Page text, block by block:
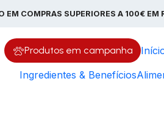
Produtos em campanha
Ingredientes & Benefícios
EM COMPRAS SUPERIORES A 100€ EM
Ração Premium para Cães e